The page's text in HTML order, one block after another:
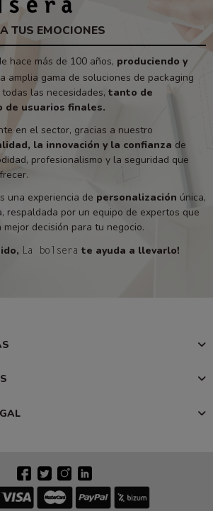
TUS EMOCIONES
hace más de 100 años, produciendo y
amplia gama de soluciones de packaging
las necesidades, tanto de
de usuarios finales.
en el sector, gracias a nuestro
la innovación y la confianza de
profesionalismo y la seguridad que
una experiencia de personalización única,
respaldada por un equipo de expertos que
decisión para tu negocio.
La bolsera te ayuda a llevarlo!